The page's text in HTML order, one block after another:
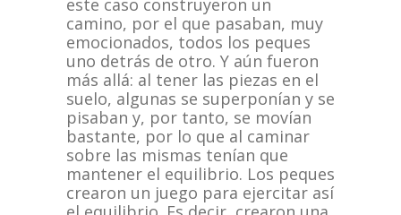
este caso construyeron un
camino, por el que pasaban, muy
emocionados, todos los peques
uno detrás de otro. Y aún fueron
más allá: al tener las piezas en el
suelo, algunas se superponían y se
pisaban y, por tanto, se movían
bastante, por lo que al caminar
sobre las mismas tenían que
mantener el equilibrio. Los peques
crearon un juego para ejercitar así